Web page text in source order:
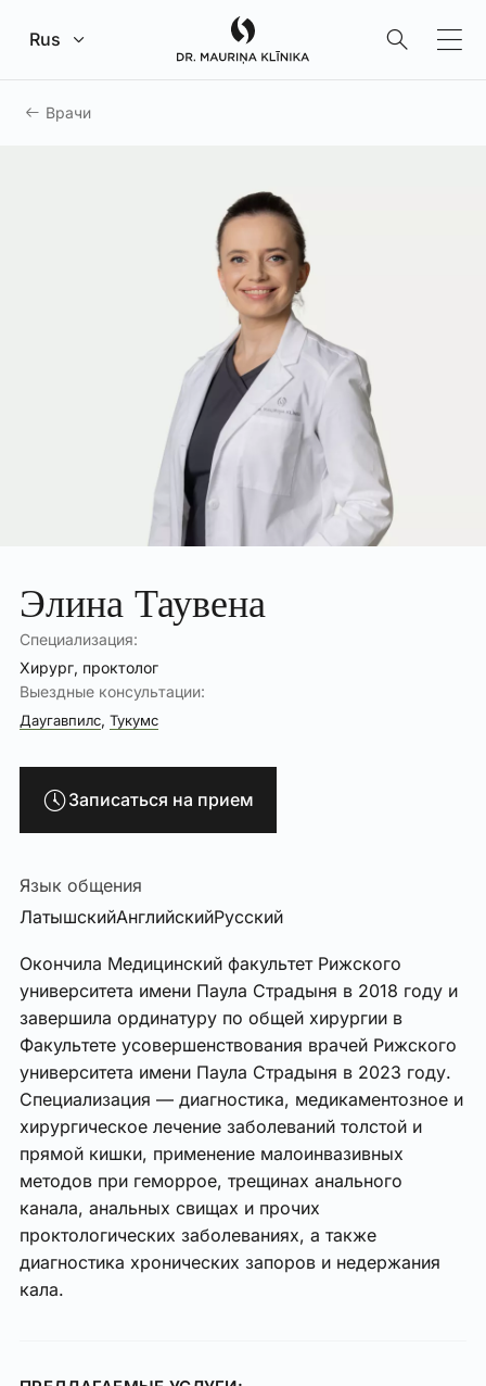
Перейти к главному содержанию
Rus
Врачи
Элина Таувена
Специализация:
Хирург, проктолог
Выездные консультации:
Даугавпилс, Тукумс
Записаться на прием
Язык общения
ЛатышскийАнглийскийРусский
Окончила Медицинский факультет Рижского
университета имени Паула Страдыня в 2018 году и
завершила ординатуру по общей хирургии в
Факультете усовершенствования врачей Рижского
университета имени Паула Страдыня в 2023 году.
Специализация — диагностика, медикаментозное и
хирургическое лечение заболеваний толстой и
прямой кишки, применение малоинвазивных
методов при геморрое, трещинах анального
канала, анальных свищах и прочих
проктологических заболеваниях, а также
диагностика хронических запоров и недержания
кала.